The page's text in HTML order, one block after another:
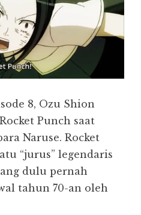
8, Ozu Shion
Punch saat
Naruse. Rocket
“jurus” legendaris
dulu pernah
tahun 70-an oleh